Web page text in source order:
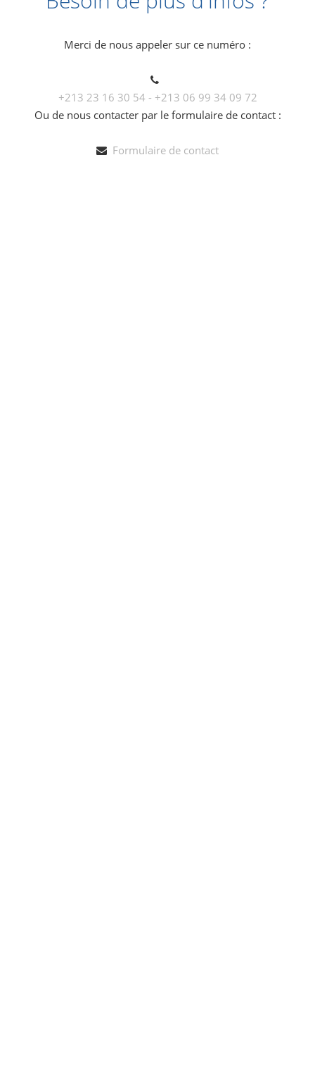
Merci de nous appeler sur ce numéro :
+213 23 16 30 54 - +213 06 99 34 09 72
Ou de nous contacter par le formulaire de contact :
Formulaire de contact